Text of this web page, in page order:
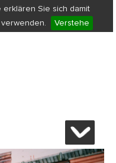
erklären Sie sich damit
Verstehe